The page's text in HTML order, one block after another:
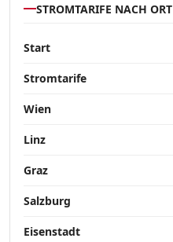
STROMTARIFE NACH ORT
Start
Stromtarife
Wien
Linz
Graz
Salzburg
Eisenstadt